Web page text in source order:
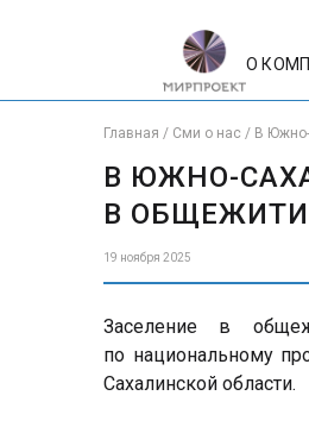
О
Главная / Сми о нас / В
В ЮЖНО-
В
19 ноября 2025
Заселение в
по национальному
Сахалинской области.